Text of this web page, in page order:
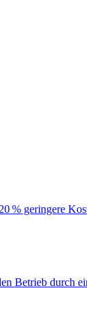
% geringere
Betrieb durch